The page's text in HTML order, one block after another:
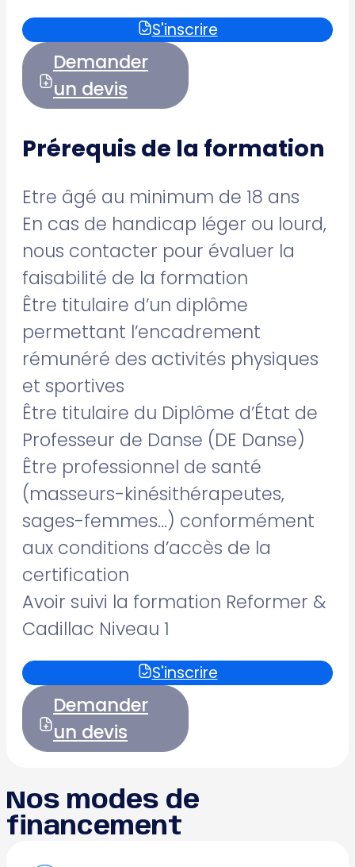
S'inscrire
Demander
un devis
Prérequis de la formation
Etre âgé au minimum de 18 ans
En cas de handicap léger ou lourd,
nous contacter pour évaluer la
faisabilité de la formation
Être titulaire d’un diplôme
permettant l’encadrement
rémunéré des activités physiques
et sportives
Être titulaire du Diplôme d’État de
Professeur de Danse (DE Danse)
Être professionnel de santé
(masseurs-kinésithérapeutes,
sages-femmes…) conformément
aux conditions d’accès de la
certification
Avoir suivi la formation Reformer &
Cadillac Niveau 1
S'inscrire
Demander
un devis
Nos modes de
financement